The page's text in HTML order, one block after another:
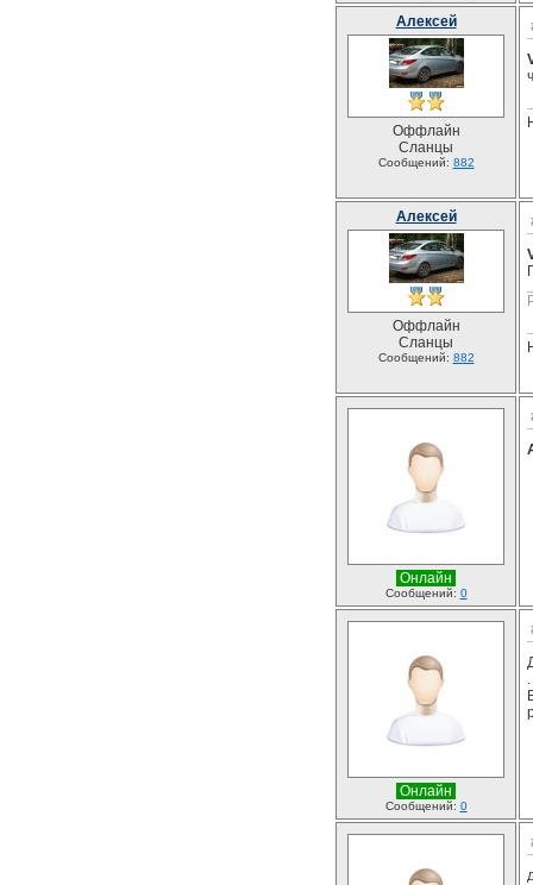
Алексей
Оффлайн
Сланцы
Сообщений: 882
Алексей
Оффлайн
Сланцы
Сообщений: 882
Онлайн
Сообщений: 0
Онлайн
Сообщений: 0
.